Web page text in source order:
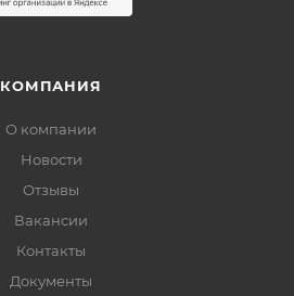
КОМПАНИЯ
О компании
Новости
Отзывы
Вакансии
Контакты
Документы